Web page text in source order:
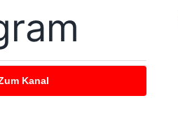
Kanal